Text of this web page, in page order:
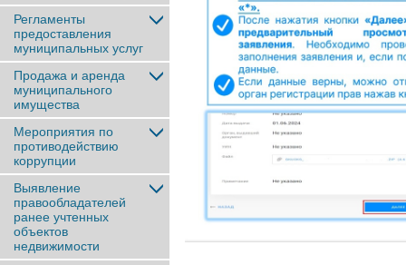
Регламенты
предоставления
муниципальных услуг
Продажа и аренда
муниципального
имущества
Мероприятия по
противодействию
коррупции
Выявление
правообладателей
ранее учтенныx
объектов
недвижимости